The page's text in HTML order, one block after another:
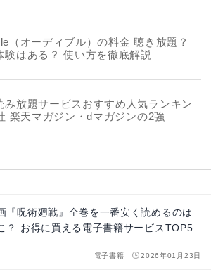
（オーディブル）の料金 聴き放題？
験はある？ 使い方を徹底解説
み放題サービスおすすめ人気ランキン
楽天マガジン・dマガジンの2強
『呪術廻戦』全巻を一番安く読めるのは
？ お得に買える電子書籍サービスTOP5
電子書籍 2026年01月23日